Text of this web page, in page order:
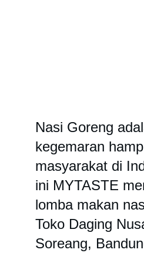
Nasi Goreng
kegemaran
masyarakat di
ini MYTASTE
lomba makan
Toko Daging
Soreang,